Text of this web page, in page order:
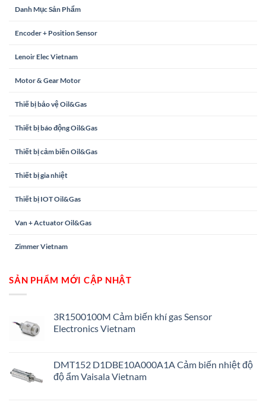
Danh Mục Sản Phẩm
Encoder + Position Sensor
Lenoir Elec Vietnam
Motor & Gear Motor
Thiế bị bảo vệ Oil&Gas
Thiết bị báo động Oil&Gas
Thiết bị cảm biến Oil&Gas
Thiết bị gia nhiệt
Thiết bị IOT Oil&Gas
Van + Actuator Oil&Gas
Zimmer Vietnam
SẢN PHẨM MỚI CẬP NHẬT
3R1500100M Cảm biến khí gas Sensor
Electronics Vietnam
DMT152 D1DBE10A000A1A Cảm biến nhiệt độ
độ ẩm Vaisala Vietnam